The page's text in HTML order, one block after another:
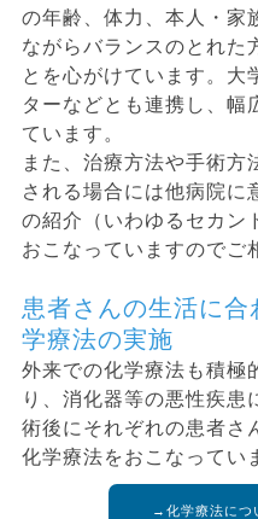
の年齢、体力、本人・家
ながらバランスのとれた
とを心がけています。大
ターなどとも連携し、幅
ています。
また、治療方法や手術方
される場合には他病院に
の紹介（いわゆるセカン
おこなっていますのでご
患者さんの生活に合
学療法の実施
外来での化学療法も積極
り、消化器等の悪性疾患
術後にそれぞれの患者さ
化学療法をおこなってい
→化学療法につ